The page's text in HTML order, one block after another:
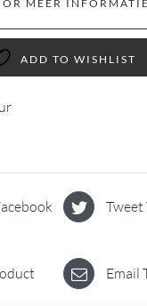
MEER INFORMATIE
ADD TO WISHLIST
Tweet
Email